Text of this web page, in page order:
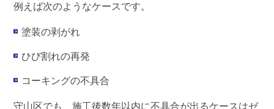
例えば次のようなケースです。
塗装の剥がれ
ひび割れの再発
コーキングの不具合
守山区でも、施工後数年以内に不具合が出るケースはゼ